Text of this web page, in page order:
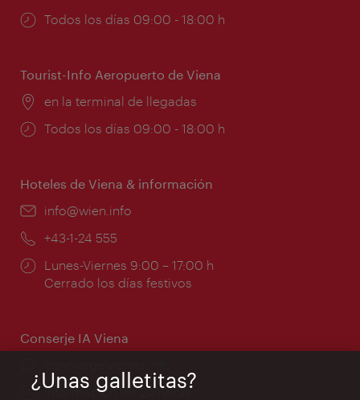
Horarios
Todos los días 09:00 - 18:00 h
Tourist-Info Aeropuerto de Viena
Lugar:
en la terminal de llegadas
Horarios
Todos los días 09:00 - 18:00 h
Hoteles de Viena & información
e-
info@wien.info
Teléfono:
+43-1-24 555
Horarios
de
Lunes-Viernes 9:00 – 17:00 h
Cerrado los días festivos
Conserje IA Viena
Información las 24 horas
¿Unas galletitas?